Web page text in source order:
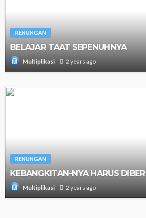
RENUNGAN
BELAJAR TAAT SEPENUHNYA
Multiplikasi 2 years ago
RENUNGAN
KEBANGKITAN-NYA HARUS
Multiplikasi 2 years ago